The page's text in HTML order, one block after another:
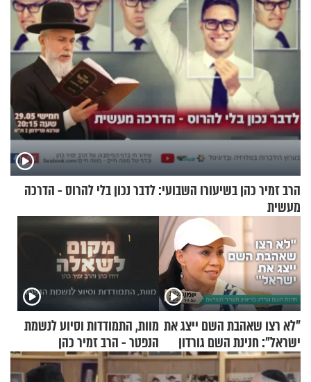
הרב זמיר כהן בשיעורו השבועי: לדבר נכון בלי להרוס - הדרכה
מעשית
"לא רצו שאהבת השם ייצג את
ישראל": חנינת השם גורדון
בריאיון מעורר השראה
מוות, התמודדות וסיוע לנשמת
הנפטר - הרב זמיר כהן